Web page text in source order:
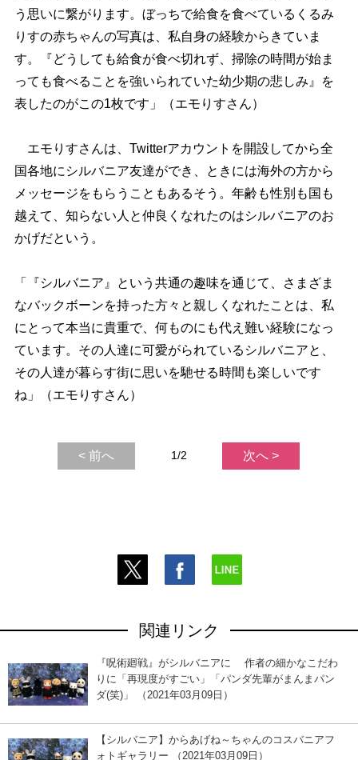
う思いに繋がります。ぼっちで給食を食べているくるみ
りすの赤ちゃんの写真は、私自身の経験からきていま
す。『どうしても給食が食べ切れず、掃除の時間が始ま
っても食べることを強いられていた幼少期の悲しみ』を
表したのがこの1枚です」（エモりすさん）
エモりすさんは、Twitterアカウントを開設してから全
国各地にシルバニア友達ができ、ときには海外の方から
メッセージをもらうこともあるそう。年齢も性別も国も
越えて、知らない人と仲良くなれたのはシルバニアのお
かげだという。
「『シルバニア』という共通の趣味を通じて、さまざま
なバックボーンを持った方々と親しくなれたことは、私
にとって本当に貴重で、何ものにも代え難い経験になっ
ています。その人達に可愛がられているシルバニアと、
その人達が暮らす街に思いを馳せる時間も楽しいです
ね」（エモりすさん）
< 前へ 1/2 次へ >
関連リンク
『呪術廻戦』がシルバニアに 作者の細かなこだわ
りに「再現度がすごい」「パンダ先輩がまんまパン
ダ(笑)」 （2021年03月09日）
【シルバニア】からあげね～ちゃんのコスバニアフ
ォトギャラリー （2021年03月09日）